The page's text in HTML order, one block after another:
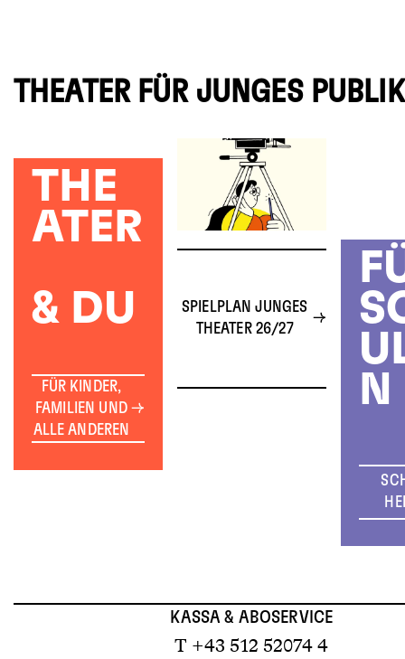
THEATER FÜR JUNGES
THE
ATER
& DU
FÜR KINDER,
FAMILIEN UND
ALLE ANDEREN
SPIELPLAN JUNGES
THEATER 26/27
N
KASSA & ABOSERVICE
T +43 512 52074 4